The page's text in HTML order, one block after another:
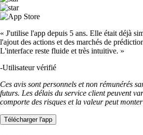
« J'utilise l'app depuis 5 ans. Elle était déjà
l'ajout des actions et des marchés de
L'interface reste fluide et très intuitive. »
-Utilisateur vérifié
Ces avis sont personnels et non rémunérés
futurs. Les délais du service client peuvent
comporte des risques et la valeur peut
Télécharger l'app